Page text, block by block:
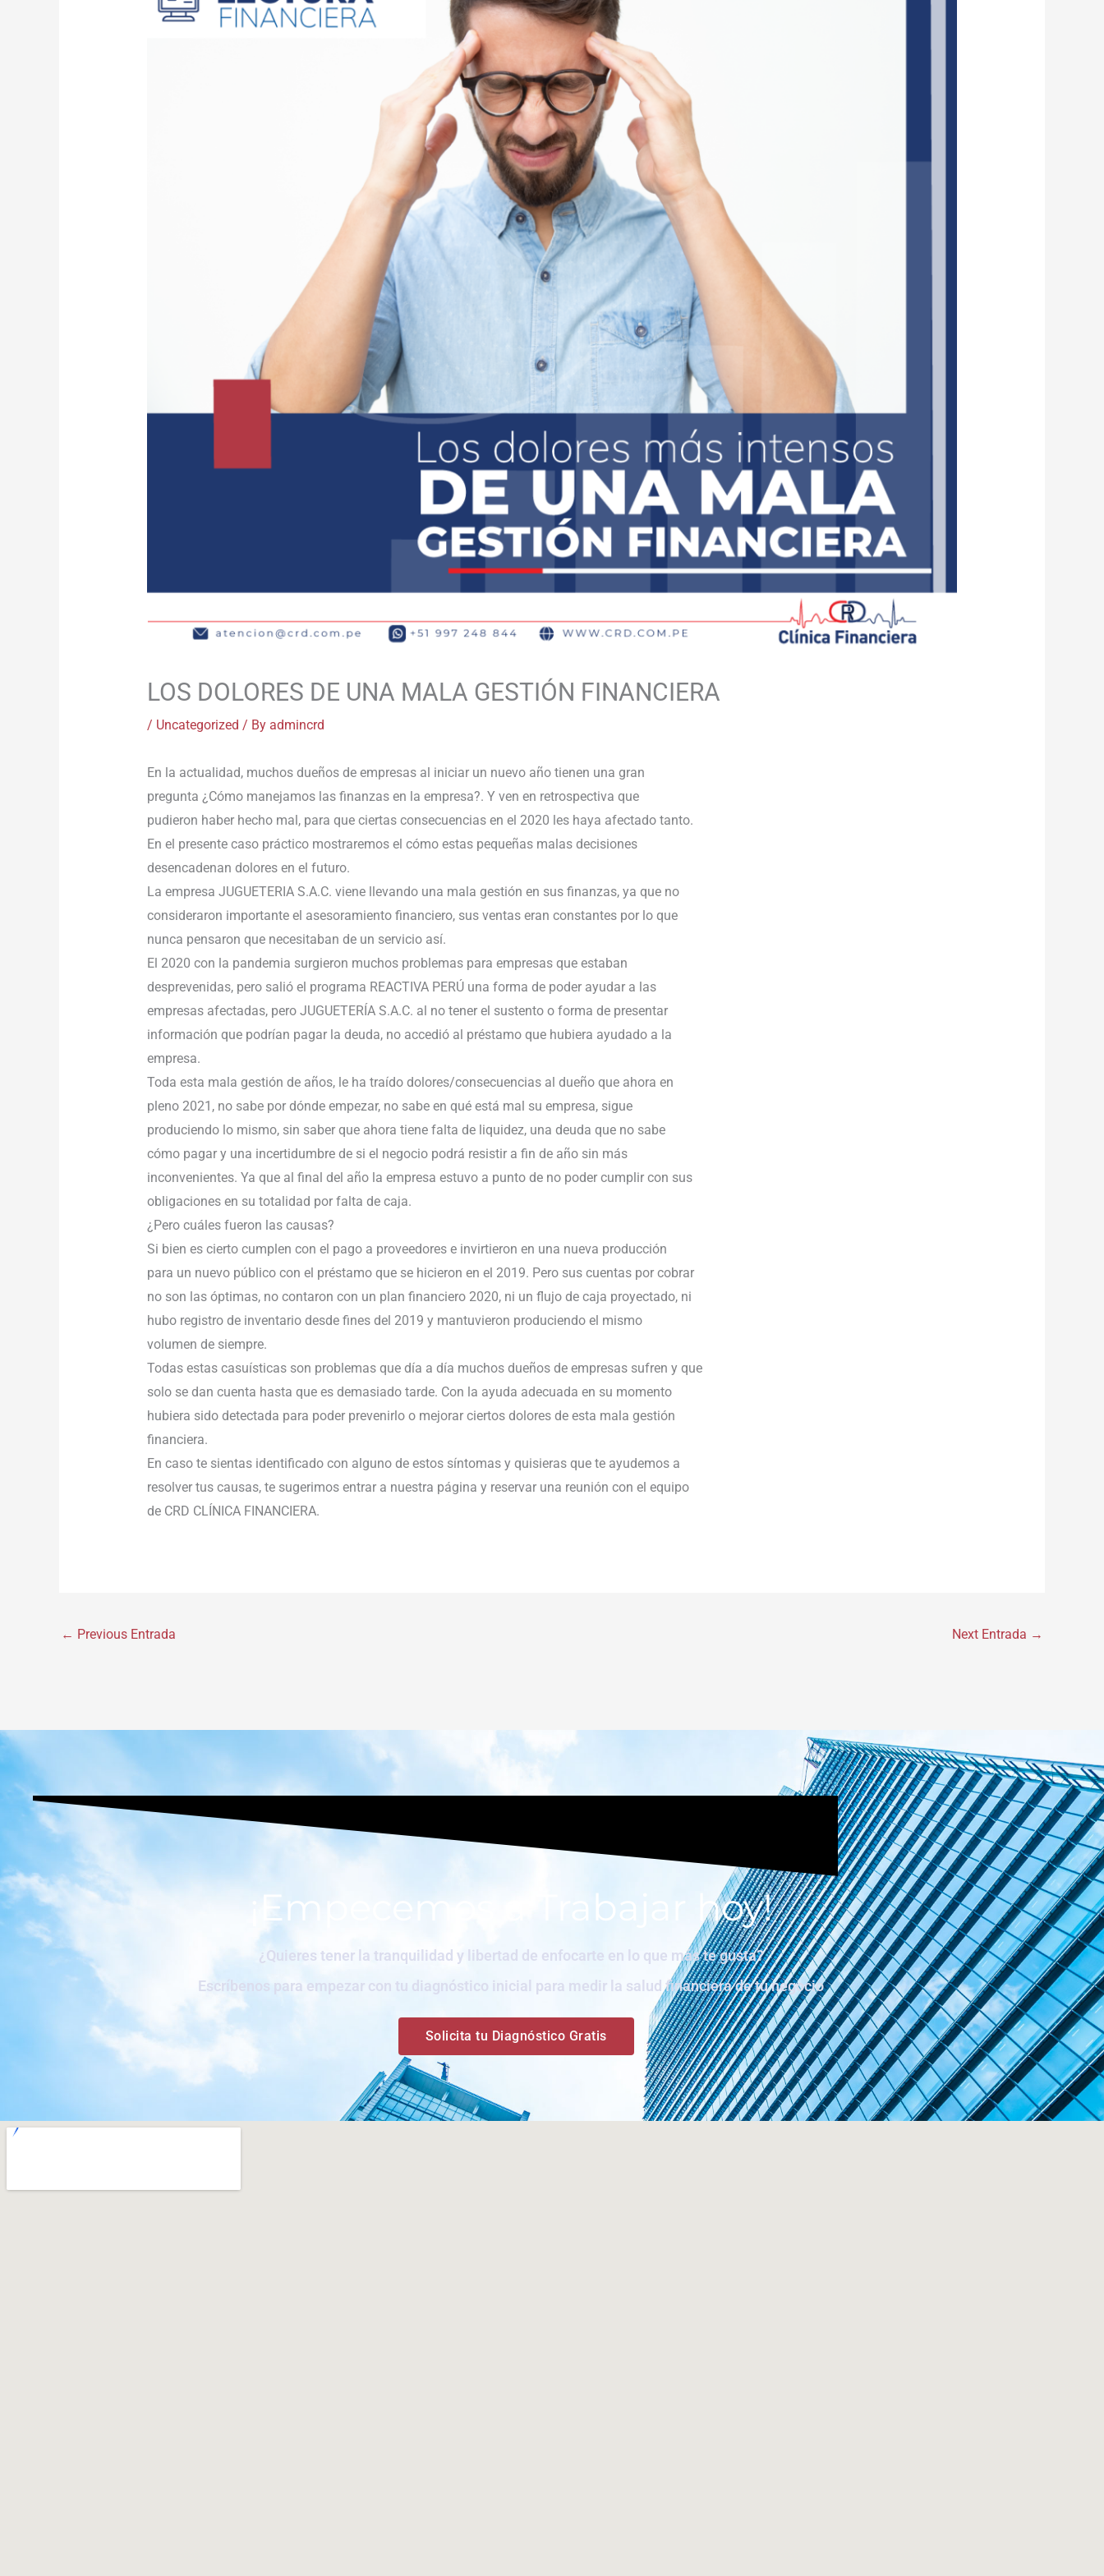
LOS DOLORES DE UNA MALA GESTIÓN FINANCIERA
/ Uncategorized / By admincrd
En la actualidad, muchos dueños de empresas al iniciar un nuevo año tienen una gran
pregunta ¿Cómo manejamos las finanzas en la empresa?. Y ven en retrospectiva que
pudieron haber hecho mal, para que ciertas consecuencias en el 2020 les haya afectado tanto.
En el presente caso práctico mostraremos el cómo estas pequeñas malas decisiones
desencadenan dolores en el futuro.
La empresa JUGUETERIA S.A.C. viene llevando una mala gestión en sus finanzas, ya que no
consideraron importante el asesoramiento financiero, sus ventas eran constantes por lo que
nunca pensaron que necesitaban de un servicio así.
El 2020 con la pandemia surgieron muchos problemas para empresas que estaban
desprevenidas, pero salió el programa REACTIVA PERÚ una forma de poder ayudar a las
empresas afectadas, pero JUGUETERÍA S.A.C. al no tener el sustento o forma de presentar
información que podrían pagar la deuda, no accedió al préstamo que hubiera ayudado a la
empresa.
Toda esta mala gestión de años, le ha traído dolores/consecuencias al dueño que ahora en
pleno 2021, no sabe por dónde empezar, no sabe en qué está mal su empresa, sigue
produciendo lo mismo, sin saber que ahora tiene falta de liquidez, una deuda que no sabe
cómo pagar y una incertidumbre de si el negocio podrá resistir a fin de año sin más
inconvenientes. Ya que al final del año la empresa estuvo a punto de no poder cumplir con sus
obligaciones en su totalidad por falta de caja.
¿Pero cuáles fueron las causas?
Si bien es cierto cumplen con el pago a proveedores e invirtieron en una nueva producción
para un nuevo público con el préstamo que se hicieron en el 2019. Pero sus cuentas por cobrar
no son las óptimas, no contaron con un plan financiero 2020, ni un flujo de caja proyectado, ni
hubo registro de inventario desde fines del 2019 y mantuvieron produciendo el mismo
volumen de siempre.
Todas estas casuísticas son problemas que día a día muchos dueños de empresas sufren y que
solo se dan cuenta hasta que es demasiado tarde. Con la ayuda adecuada en su momento
hubiera sido detectada para poder prevenirlo o mejorar ciertos dolores de esta mala gestión
financiera.
En caso te sientas identificado con alguno de estos síntomas y quisieras que te ayudemos a
resolver tus causas, te sugerimos entrar a nuestra página y reservar una reunión con el equipo
de CRD CLÍNICA FINANCIERA.
← Previous Entrada Next Entrada →
¡Empecemos a Trabajar hoy!
¿Quieres tener la tranquilidad y libertad de enfocarte en lo que más te gusta?
Escríbenos para empezar con tu diagnóstico inicial para medir la salud financiera de tu negocio
Solicita tu Diagnóstico Gratis